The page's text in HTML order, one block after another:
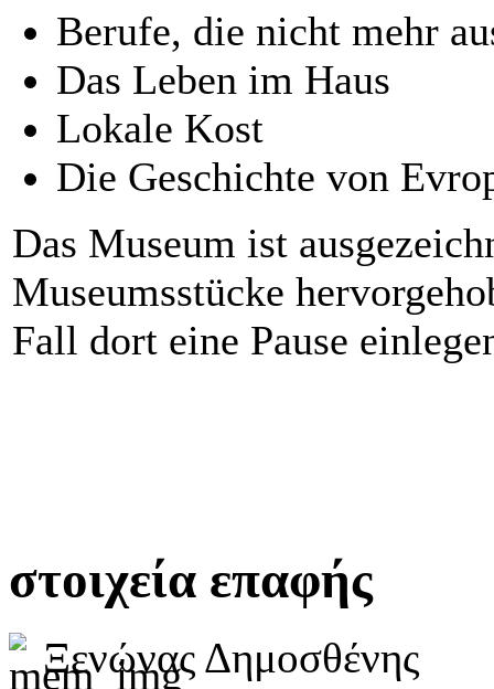
Berufe, die nicht mehr
Das Leben im Haus
Lokale Kost
Die Geschichte von
Das Museum ist
Museumsstücke
Fall dort eine Pause
στοιχεία επαφής
Ξενώνας Δημοσθένης